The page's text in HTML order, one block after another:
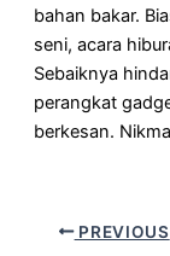
bahan bakar.
seni, acara
Sebaiknya
perangkat
berkesan.
PREVIOUS